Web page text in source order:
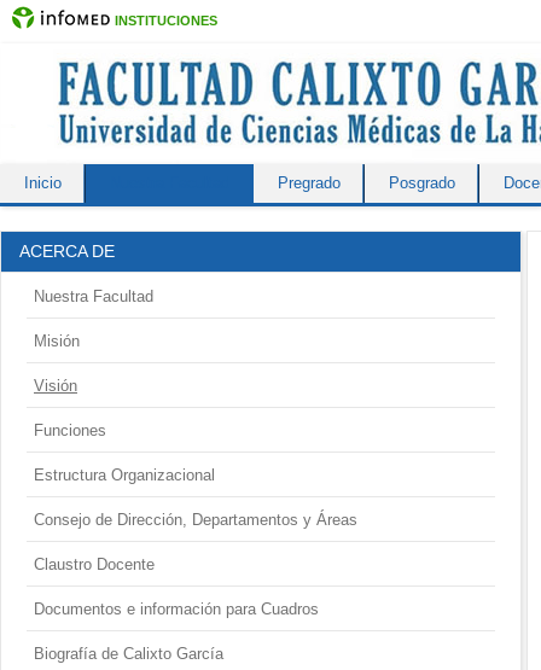
INSTITUCIONES
Inicio Pregrado Posgrado
ACERCA DE
Nuestra Facultad
Misión
Visión
Funciones
Estructura Organizacional
Consejo de Dirección, Departamentos y Áreas
Claustro Docente
Documentos e información para Cuadros
Biografía de Calixto García